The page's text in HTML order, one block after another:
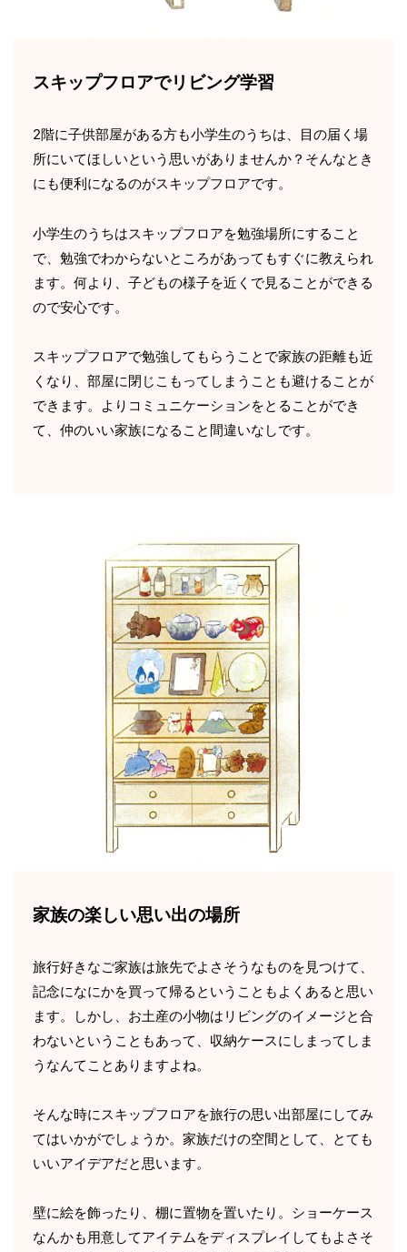
スキップフロアでリビング学習
2階に子供部屋がある方も小学生のうちは、目の届く場
所にいてほしいという思いがありませんか？そんなとき
にも便利になるのがスキップフロアです。
小学生のうちはスキップフロアを勉強場所にすること
で、勉強でわからないところがあってもすぐに教えられ
ます。何より、子どもの様子を近くで見ることができる
ので安心です。
スキップフロアで勉強してもらうことで家族の距離も近
くなり、部屋に閉じこもってしまうことも避けることが
できます。よりコミュニケーションをとることができ
て、仲のいい家族になること間違いなしです。
家族の楽しい思い出の場所
旅行好きなご家族は旅先でよさそうなものを見つけて、
記念になにかを買って帰るということもよくあると思い
ます。しかし、お土産の小物はリビングのイメージと合
わないということもあって、収納ケースにしまってしま
うなんてことありますよね。
そんな時にスキップフロアを旅行の思い出部屋にしてみ
てはいかがでしょうか。家族だけの空間として、とても
いいアイデアだと思います。
壁に絵を飾ったり、棚に置物を置いたり。ショーケース
なんかも用意してアイテムをディスプレイしてもよさそ